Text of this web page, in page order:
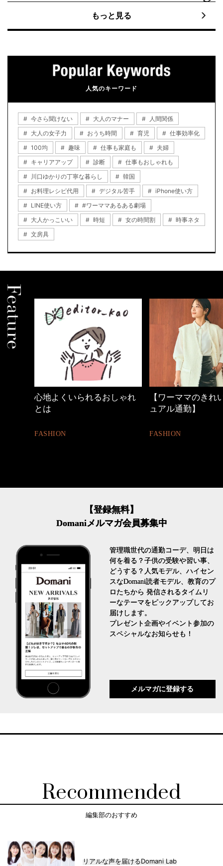
もっと見る
人気のキーワード
今さら聞けない 大人のマナー
人間関係
大人の女子力
おうち時間 育児
仕事効率化
100均
趣味 仕事も家庭も
夫婦
キャリアアップ
診断
仕事もおしゃれも
川口ゆかりの丁寧な暮らし
韓国
お料理レシピ代用
デジタル苦手
iPhone使い方
LINE使い方
#ワーママあるある劇場
大人かっこいい
時短 女の時間割
時事ネタ
文房具
【ワーママのきれいめカジ
ュアル通勤】
FASHION
優木まおみさん「
割。」
LIFESTYLE
【登録無料】
Domaniメルマガ会員募集中
管理職世代の通勤コーデ、明日は
何を着る？子供の受験や習い事、
どうする？人気モデル、ハイセン
スなDomani読者モデル、教育のプ
ロたちから 発信されるタイムリ
ーなテーマをピックアップしてお
届けします。
プレゼント企画やイベント参加の
スペシャルなお知らせも！
メルマガに登録する
Recommended
編集部のおすすめ
リアルな声を届けるDomani Lab